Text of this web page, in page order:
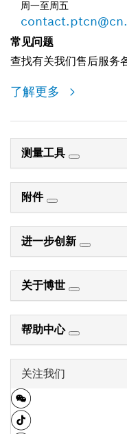
周一至周五
常见问题
查找有关我们售后服务
了解更多
测量工具
附件
进一步创新
关于博世
帮助中心
关注我们